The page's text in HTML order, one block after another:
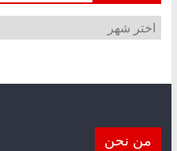
الأرشيف
من نحن